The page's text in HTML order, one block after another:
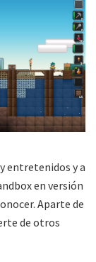
entretenidos y a
en versión
Aparte de
de otros